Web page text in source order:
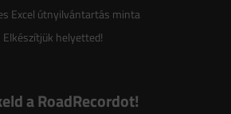
Excel útnyilvántartás minta
Elkészítjük helyetted!
a RoadRecordot!